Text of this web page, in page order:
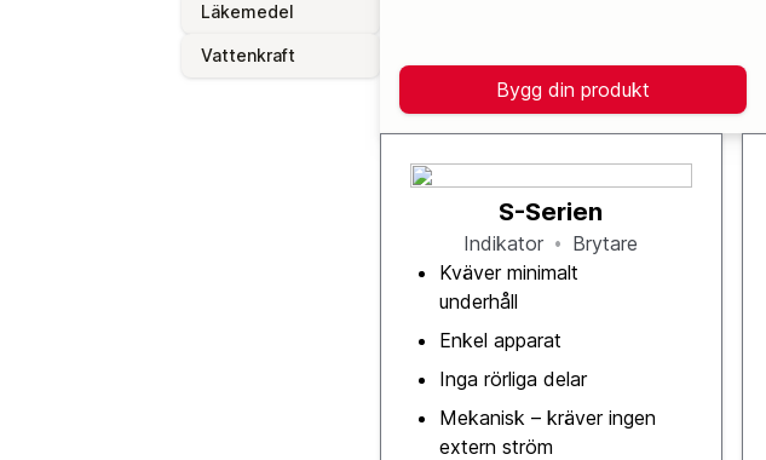
Läkemedel
Vattenkraft
Bygg din produkt
S-Serien
Indikator
Brytare
Kväver minimalt
underhåll
Enkel apparat
Inga rörliga delar
Mekanisk – kräver ingen
extern ström